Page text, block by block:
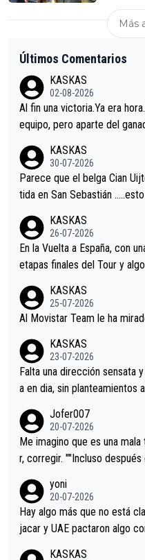
Más
Últimos Comentarios
KASKAS
02-08-2026
Al fin una victoria.Ya era
equipo, pero aparte del
s.La única buena noticia es
astian.Si en la Vuelta a
er alguna sorpresa en la
KASKAS
30-07-2026
Parece que el belga Cian
tida en San Sebastián
KASKAS
26-07-2026
En la Vuelta a España, con
etapas finales del Tour y
KASKAS
25-07-2026
Al Movistar Team le ha
KASKAS
23-07-2026
Falta una dirección sensata
a en dia, sin planteamientos
Minguez, Velez etc etc.Me
tristes sin victorias.
Jofer007
20-07-2026
Me imagino que es una
r, corregir. ""Incluso
permaneció pegado a su
a que era capaz de
yoni
20-07-2026
Hay algo más que no está
jacar y UAE pactaron algo
KASKAS